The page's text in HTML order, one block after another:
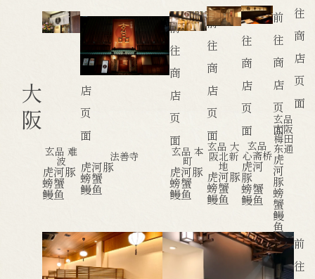
大
阪
前
往
商
店
页
面
玄品 难
波
虎河豚
螃蟹
鳗鱼
前
往
商
店
页
面
法善寺
虎河豚
螃蟹
鳗鱼
前
往
商
店
页
面
玄品 本
町
虎河豚
螃蟹
鳗鱼
前
往
商
店
页
面
玄品 大
阪北新
地
虎河豚
螃蟹
鳗鱼
前
往
商
店
页
面
玄品
心斋桥
虎河
豚
螃蟹
鳗鱼
往
商
店
页
面
玄品
大阪
梅田
东通
虎
河
豚
螃
蟹
鳗
鱼
前
前
往